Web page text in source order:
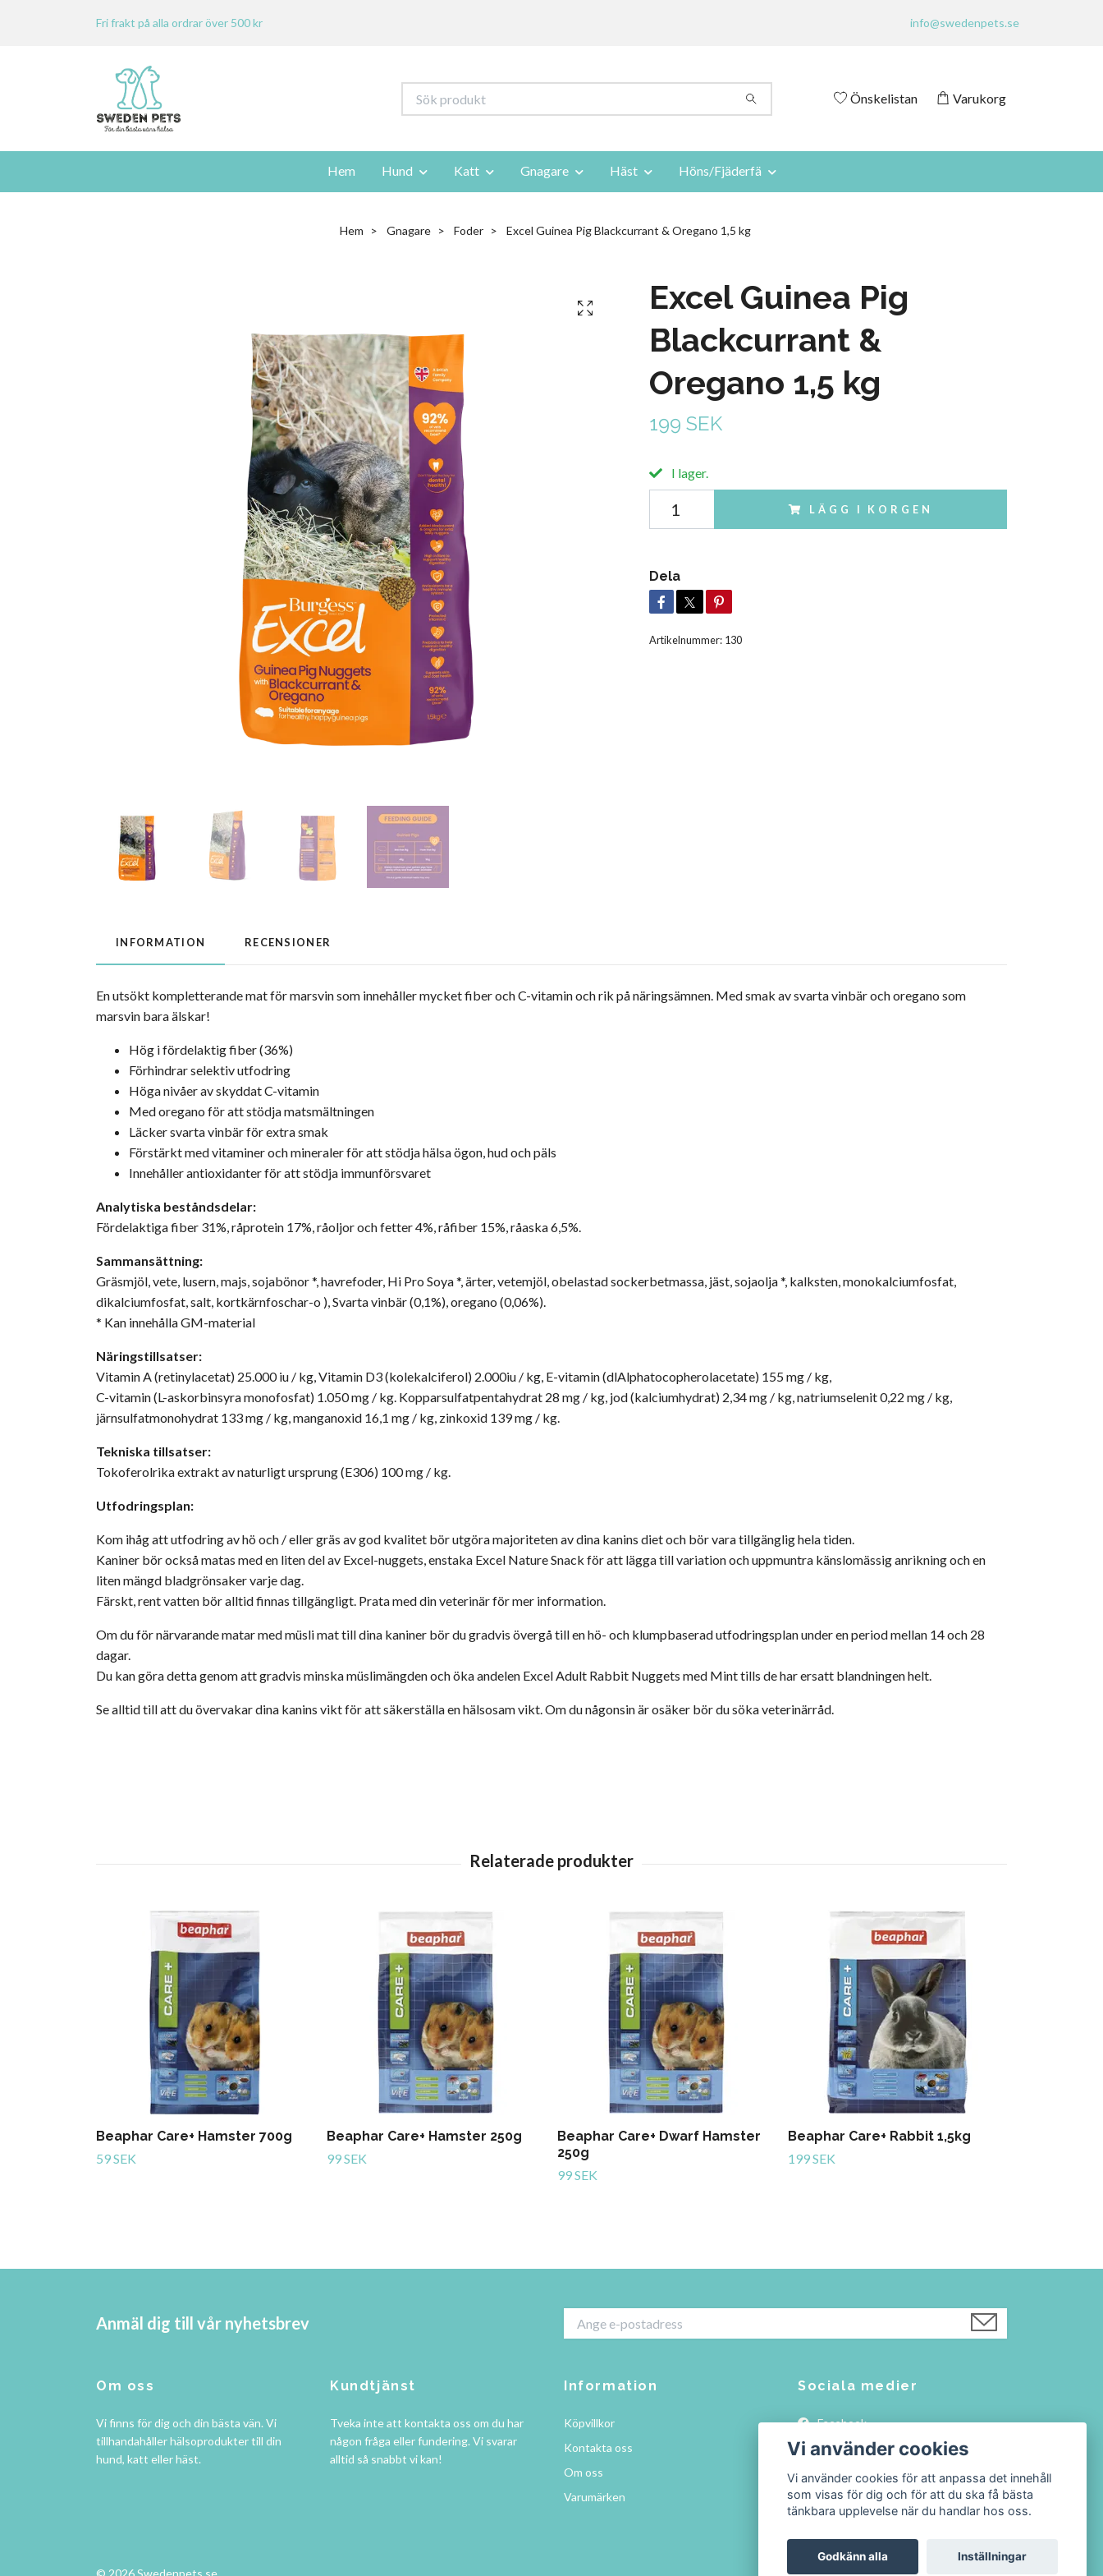
Fri frakt på alla ordrar över 500 kr info@swedenpets.se
Önskelistan Varukorg
Hem Hund Katt Gnagare Häst Höns/Fjäderfä
Hem Gnagare Foder Excel Guinea Pig Blackcurrant & Oregano 1,5 kg
Excel Guinea Pig
Blackcurrant &
Oregano 1,5 kg
199 SEK
I lager.
LÄGG I KORGEN
Dela
Artikelnummer: 130
INFORMATION RECENSIONER
En utsökt kompletterande mat för marsvin som innehåller mycket fiber och C-vitamin och rik på näringsämnen. Med smak av svarta vinbär och oregano som
marsvin bara älskar!
Hög i fördelaktig fiber (36%)
Förhindrar selektiv utfodring
Höga nivåer av skyddat C-vitamin
Med oregano för att stödja matsmältningen
Läcker svarta vinbär för extra smak
Förstärkt med vitaminer och mineraler för att stödja hälsa ögon, hud och päls
Innehåller antioxidanter för att stödja immunförsvaret
Analytiska beståndsdelar:
Fördelaktiga fiber 31%, råprotein 17%, råoljor och fetter 4%, råfiber 15%, råaska 6,5%.
Sammansättning:
Gräsmjöl, vete, lusern, majs, sojabönor *, havrefoder, Hi Pro Soya *, ärter, vetemjöl, obelastad sockerbetmassa, jäst, sojaolja *, kalksten, monokalciumfosfat,
dikalciumfosfat, salt, kortkärnfoschar-o ), Svarta vinbär (0,1%), oregano (0,06%).
* Kan innehålla GM-material
Näringstillsatser:
Vitamin A (retinylacetat) 25.000 iu / kg, Vitamin D3 (kolekalciferol) 2.000iu / kg, E-vitamin (dlAlphatocopherolacetate) 155 mg / kg,
C-vitamin (L-askorbinsyra monofosfat) 1.050 mg / kg. Kopparsulfatpentahydrat 28 mg / kg, jod (kalciumhydrat) 2,34 mg / kg, natriumselenit 0,22 mg / kg,
järnsulfatmonohydrat 133 mg / kg, manganoxid 16,1 mg / kg, zinkoxid 139 mg / kg.
Tekniska tillsatser:
Tokoferolrika extrakt av naturligt ursprung (E306) 100 mg / kg.
Utfodringsplan:
Kom ihåg att utfodring av hö och / eller gräs av god kvalitet bör utgöra majoriteten av dina kanins diet och bör vara tillgänglig hela tiden.
Kaniner bör också matas med en liten del av Excel-nuggets, enstaka Excel Nature Snack för att lägga till variation och uppmuntra känslomässig anrikning och en
liten mängd bladgrönsaker varje dag.
Färskt, rent vatten bör alltid finnas tillgängligt. Prata med din veterinär för mer information.
Om du för närvarande matar med müsli mat till dina kaniner bör du gradvis övergå till en hö- och klumpbaserad utfodringsplan under en period mellan 14 och 28
dagar.
Du kan göra detta genom att gradvis minska müslimängden och öka andelen Excel Adult Rabbit Nuggets med Mint tills de har ersatt blandningen helt.
Se alltid till att du övervakar dina kanins vikt för att säkerställa en hälsosam vikt. Om du någonsin är osäker bör du söka veterinärråd.
Beaphar Care+ Hamster 700g
59 SEK
Beaphar Care+ Hamster 250g
99 SEK
Beaphar Care+ Dwarf Hamster
250g
99 SEK
Beaphar Care+ Rabbit 1,5kg
199 SEK
Anmäl dig till vår nyhetsbrev
Om oss
Vi finns för dig och din bästa vän. Vi
tillhandahåller hälsoprodukter till din
hund, katt eller häst.
Kundtjänst
Tveka inte att kontakta oss om du har
någon fråga eller fundering. Vi svarar
alltid så snabbt vi kan!
Information
Köpvillkor
Kontakta oss
Om oss
Varumärken
Sociala medier
Facebook
Instagram
© 2026 Swedenpets.se
Vi använder cookies
Vi använder cookies för att anpassa det innehåll
som visas för dig och för att du ska få bästa
tänkbara upplevelse när du handlar hos oss.
Godkänn alla Inställningar